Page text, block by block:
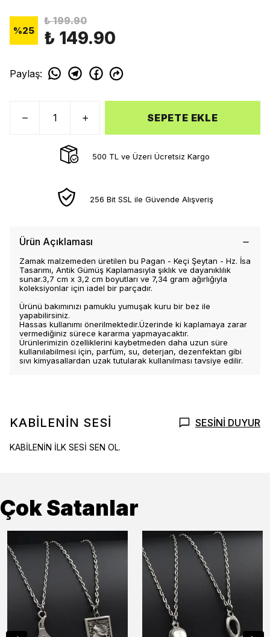
%25
₺ 199.90
₺ 149.90
Paylaş:
SEPETE EKLE
500 TL ve Üzeri Ücretsiz Kargo
256 Bit SSL ile Güvende Alışveriş
Ürün Açıklaması
Zamak malzemeden üretilen bu Pagan - Keçi Şeytan - Hz. İsa
Tasarımı, Antik Gümüş Kaplamasıyla şıklık ve dayanıklılık
sunar.3,7 cm x 3,2 cm boyutları ve 7,34 gram ağırlığıyla
koleksiyonlar için iadel bir parçadır.
Ürünü bakımınızı pamuklu yumuşak kuru bir bez ile
yapabilirsiniz.
Hassas kullanımı önerilmektedir.Üzerinde ki kaplamaya zarar
vermediğiniz sürece kararma yapmayacaktır.
Ürünlerimizin özelliklerini kaybetmeden daha uzun süre
kullanılabilmesi için, parfüm, su, deterjan, dezenfektan gibi
sıvı kimyasallardan uzak tutularak kullanılması tavsiye edilir.
KABİLENİN SESİ SESİNİ DUYUR
KABİLENİN İLK SESİ SEN OL.
Çok Satanlar